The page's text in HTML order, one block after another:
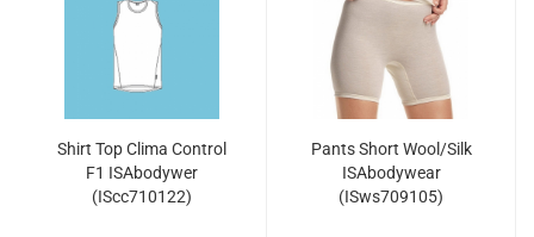
Shirt Top Clima Control
F1 ISAbodywer
(IScc710122)
Pants Short Wool/Silk
ISAbodywear
(ISws709105)